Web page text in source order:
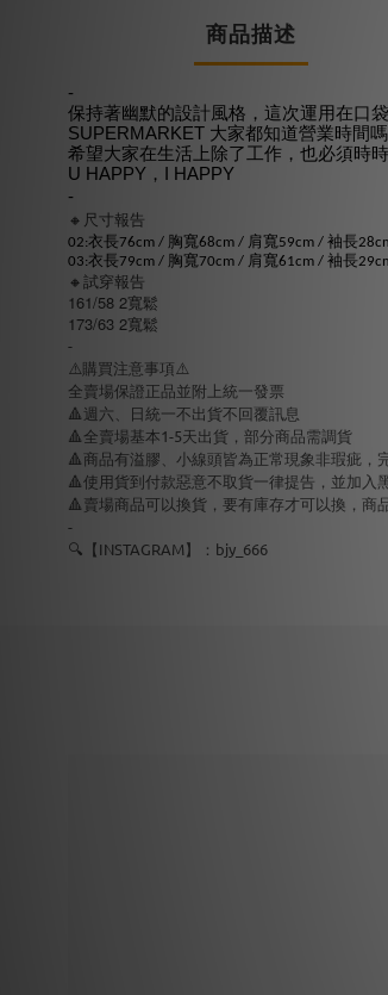
商品描述
-
保持著幽默的設計風格，這次運用在口袋
SUPERMARKET 大家都知道營業時間
希望大家在生活上除了工作，也必須時
U HAPPY，I HAPPY
-
🔸尺寸報告
02:衣長76cm / 胸寬68cm / 肩寬59cm / 袖長
03:衣長79cm / 胸寬70cm / 肩寬61cm / 袖長
🔸試穿報告
161/58 2寬鬆
173/63 2寬鬆
-
⚠️購買注意事項⚠️
全賣場保證正品並附上統一發票
🔺週六、日統一不出貨不回覆訊息
🔺全賣場基本1-5天出貨，部分商品需調貨
🔺商品有溢膠、小線頭皆為正常現象非瑕疵，
🔺使用貨到付款惡意不取貨一律提告，並加入
🔺賣場商品可以換貨，要有庫存才可以換，商
-
🔍【INSTAGRAM】：bjy_666